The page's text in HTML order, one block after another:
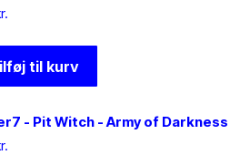
til kurv
- Pit Witch - Army of Darkness